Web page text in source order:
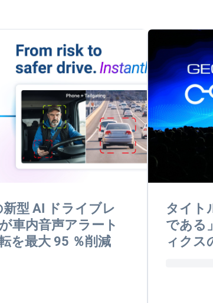
新型 AI ドライブレ
車内音声アラート
を最大 95 ％削減
タイト
である
ィクス